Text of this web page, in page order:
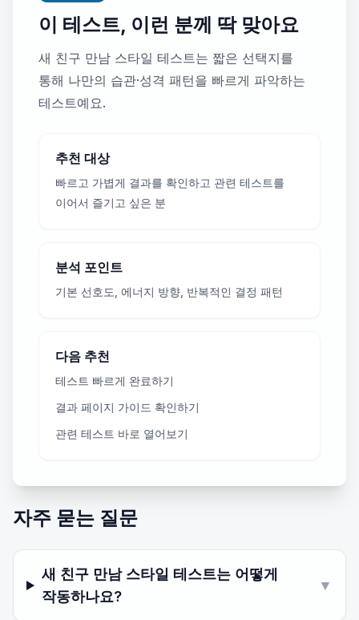
이 테스트, 이런 분께 딱 맞아요
새 친구 만남 스타일 테스트는 짧은 선택지를
통해 나만의 습관·성격 패턴을 빠르게 파악하는
테스트예요.
추천 대상
빠르고 가볍게 결과를 확인하고 관련 테스트를
이어서 즐기고 싶은 분
분석 포인트
기본 선호도, 에너지 방향, 반복적인 결정 패턴
다음 추천
테스트 빠르게 완료하기
결과 페이지 가이드 확인하기
관련 테스트 바로 열어보기
자주 묻는 질문
새 친구 만남 스타일 테스트는 어떻게
작동하나요?
▼